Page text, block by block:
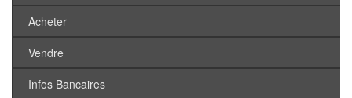
Acheter
Vendre
Infos Bancaires